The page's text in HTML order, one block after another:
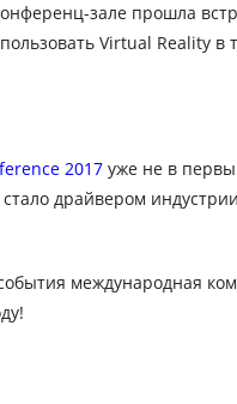
зале прошла
Virtual Reality в
2017уже не в
драйвером
международная